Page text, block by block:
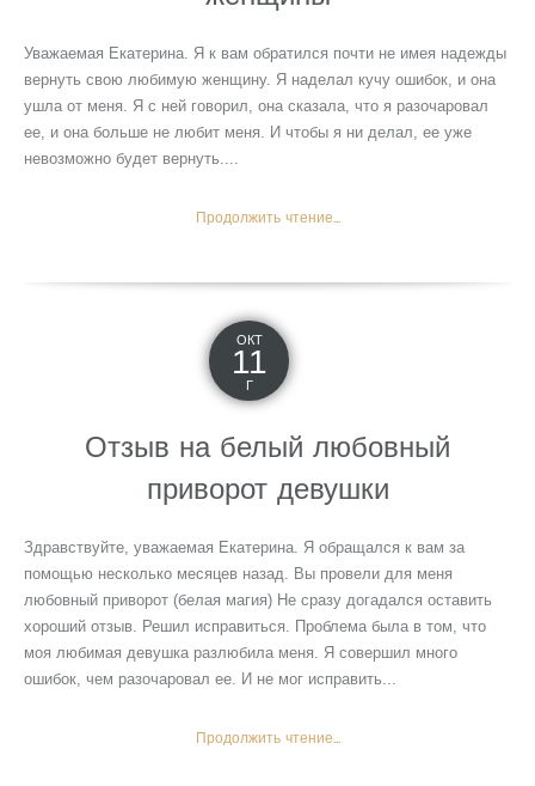
Уважаемая Екатерина. Я к вам обратился почти не имея надежды
вернуть свою любимую женщину. Я наделал кучу ошибок, и она
ушла от меня. Я с ней говорил, она сказала, что я разочаровал
ее, и она больше не любит меня. И чтобы я ни делал, ее уже
невозможно будет вернуть....
Продолжить чтение...
ОКТ
11
Г
Отзыв на белый любовный
приворот девушки
Здравствуйте, уважаемая Екатерина. Я обращался к вам за
помощью несколько месяцев назад. Вы провели для меня
любовный приворот (белая магия) Не сразу догадался оставить
хороший отзыв. Решил исправиться. Проблема была в том, что
моя любимая девушка разлюбила меня. Я совершил много
ошибок, чем разочаровал ее. И не мог исправить...
Продолжить чтение...